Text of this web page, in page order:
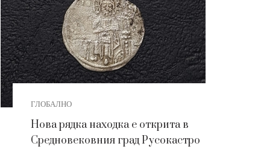
ГЛОБАЛНО
Нова рядка находка е открита в
Средновековния град Русокастро